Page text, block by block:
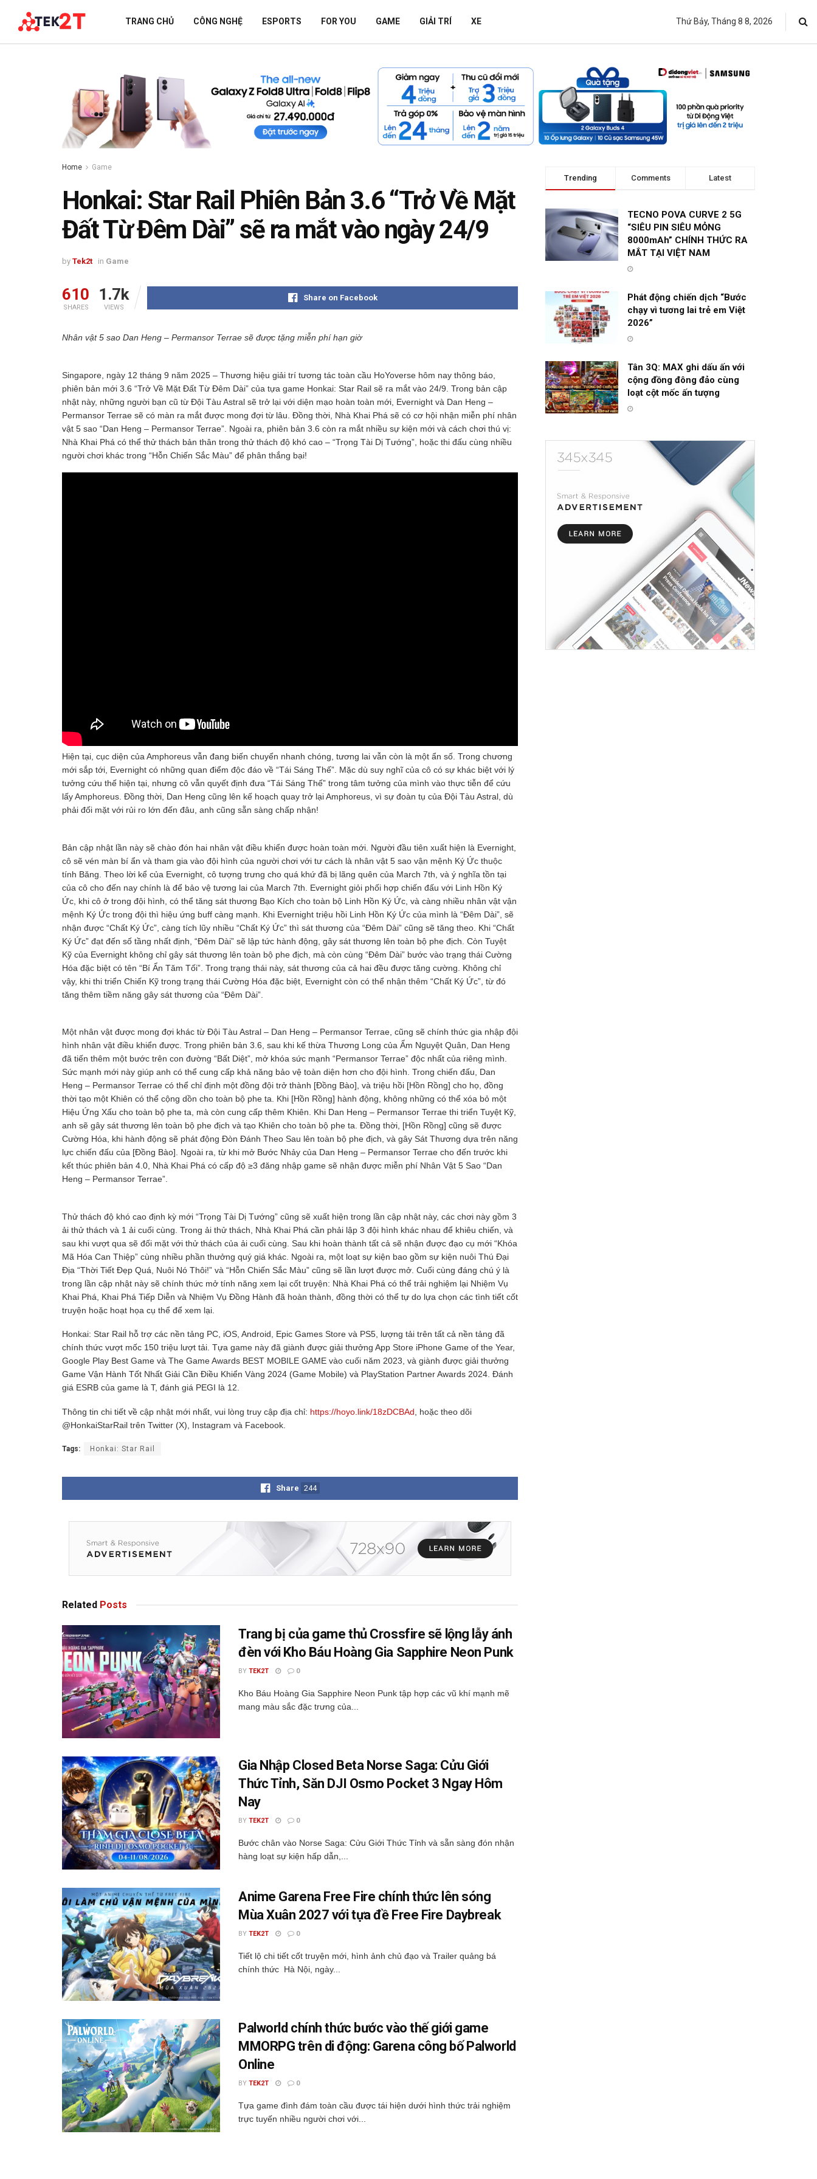
TRANG CHỦ CÔNG NGHỆ ESPORTS FOR YOU GAME GIẢI TRÍ XE Thứ Bảy, Tháng 8 8, 2026
Home Game
Honkai: Star Rail Phiên Bản 3.6 “Trở Về Mặt
Đất Từ Đêm Dài” sẽ ra mắt vào ngày 24/9
by Tek2t in Game
610
SHARES
1.7k
VIEWS
Share on Facebook
Nhân vật 5 sao Dan Heng – Permansor Terrae sẽ được tặng miễn phí hạn giờ
Singapore, ngày 12 tháng 9 năm 2025 – Thương hiệu giải trí tương tác toàn cầu HoYoverse hôm nay thông báo,
phiên bản mới 3.6 “Trở Về Mặt Đất Từ Đêm Dài” của tựa game Honkai: Star Rail sẽ ra mắt vào 24/9. Trong bản cập
nhật này, những người bạn cũ từ Đội Tàu Astral sẽ trở lại với diện mạo hoàn toàn mới, Evernight và Dan Heng –
Permansor Terrae sẽ có màn ra mắt được mong đợi từ lâu. Đồng thời, Nhà Khai Phá sẽ có cơ hội nhận miễn phí nhân
vật 5 sao “Dan Heng – Permansor Terrae”. Ngoài ra, phiên bản 3.6 còn ra mắt nhiều sự kiện mới và cách chơi thú vị:
Nhà Khai Phá có thể thử thách bản thân trong thử thách độ khó cao – “Trọng Tài Dị Tướng”, hoặc thi đấu cùng nhiều
người chơi khác trong “Hỗn Chiến Sắc Màu” để phân thắng bại!
Hiện tại, cục diện của Amphoreus vẫn đang biến chuyển nhanh chóng, tương lai vẫn còn là một ẩn số. Trong chương
mới sắp tới, Evernight có những quan điểm độc đáo về “Tái Sáng Thế”. Mặc dù suy nghĩ của cô có sự khác biệt với lý
tưởng cứu thế hiện tại, nhưng cô vẫn quyết định đưa “Tái Sáng Thế” trong tâm tưởng của mình vào thực tiễn để cứu
lấy Amphoreus. Đồng thời, Dan Heng cũng lên kế hoạch quay trở lại Amphoreus, vì sự đoàn tụ của Đội Tàu Astral, dù
phải đối mặt với rủi ro lớn đến đâu, anh cũng sẵn sàng chấp nhận!
Bản cập nhật lần này sẽ chào đón hai nhân vật điều khiển được hoàn toàn mới. Người đầu tiên xuất hiện là Evernight,
cô sẽ vén màn bí ẩn và tham gia vào đội hình của người chơi với tư cách là nhân vật 5 sao vận mệnh Ký Ức thuộc
tính Băng. Theo lời kể của Evernight, cô tượng trưng cho quá khứ đã bị lãng quên của March 7th, và ý nghĩa tồn tại
của cô cho đến nay chính là để bảo vệ tương lai của March 7th. Evernight giỏi phối hợp chiến đấu với Linh Hồn Ký
Ức, khi cô ở trong đội hình, có thể tăng sát thương Bạo Kích cho toàn bộ Linh Hồn Ký Ức, và càng nhiều nhân vật vận
mệnh Ký Ức trong đội thì hiệu ứng buff càng mạnh. Khi Evernight triệu hồi Linh Hồn Ký Ức của mình là “Đêm Dài”, sẽ
nhận được “Chất Ký Ức”, càng tích lũy nhiều “Chất Ký Ức” thì sát thương của “Đêm Dài” cũng sẽ tăng theo. Khi “Chất
Ký Ức” đạt đến số tầng nhất định, “Đêm Dài” sẽ lập tức hành động, gây sát thương lên toàn bộ phe địch. Còn Tuyệt
Kỹ của Evernight không chỉ gây sát thương lên toàn bộ phe địch, mà còn cùng “Đêm Dài” bước vào trạng thái Cường
Hóa đặc biệt có tên “Bí Ẩn Tăm Tối”. Trong trạng thái này, sát thương của cả hai đều được tăng cường. Không chỉ
vậy, khi thi triển Chiến Kỹ trong trạng thái Cường Hóa đặc biệt, Evernight còn có thể nhận thêm “Chất Ký Ức”, từ đó
tăng thêm tiềm năng gây sát thương của “Đêm Dài”.
Một nhân vật được mong đợi khác từ Đội Tàu Astral – Dan Heng – Permansor Terrae, cũng sẽ chính thức gia nhập đội
hình nhân vật điều khiển được. Trong phiên bản 3.6, sau khi kế thừa Thương Long của Ẩm Nguyệt Quân, Dan Heng
đã tiến thêm một bước trên con đường “Bất Diệt”, mở khóa sức mạnh “Permansor Terrae” độc nhất của riêng mình.
Sức mạnh mới này giúp anh có thể cung cấp khả năng bảo vệ toàn diện hơn cho đội hình. Trong chiến đấu, Dan
Heng – Permansor Terrae có thể chỉ định một đồng đội trở thành [Đồng Bào], và triệu hồi [Hồn Rồng] cho họ, đồng
thời tạo một Khiên có thể cộng dồn cho toàn bộ phe ta. Khi [Hồn Rồng] hành động, không những có thể xóa bỏ một
Hiệu Ứng Xấu cho toàn bộ phe ta, mà còn cung cấp thêm Khiên. Khi Dan Heng – Permansor Terrae thi triển Tuyệt Kỹ,
anh sẽ gây sát thương lên toàn bộ phe địch và tạo Khiên cho toàn bộ phe ta. Đồng thời, [Hồn Rồng] cũng sẽ được
Cường Hóa, khi hành động sẽ phát động Đòn Đánh Theo Sau lên toàn bộ phe địch, và gây Sát Thương dựa trên năng
lực chiến đấu của [Đồng Bào]. Ngoài ra, từ khi mở Bước Nhảy của Dan Heng – Permansor Terrae cho đến trước khi
kết thúc phiên bản 4.0, Nhà Khai Phá có cấp độ ≥3 đăng nhập game sẽ nhận được miễn phí Nhân Vật 5 Sao “Dan
Heng – Permansor Terrae”.
Thử thách độ khó cao định kỳ mới “Trọng Tài Dị Tướng” cũng sẽ xuất hiện trong lần cập nhật này, các chơi này gồm 3
ải thử thách và 1 ải cuối cùng. Trong ải thử thách, Nhà Khai Phá cần phải lập 3 đội hình khác nhau để khiêu chiến, và
sau khi vượt qua sẽ đối mặt với thử thách của ải cuối cùng. Sau khi hoàn thành tất cả sẽ nhận được đạo cụ mới “Khóa
Mã Hóa Can Thiệp” cùng nhiều phần thưởng quý giá khác. Ngoài ra, một loạt sự kiện bao gồm sự kiện nuôi Thú Đại
Địa “Thời Tiết Đẹp Quá, Nuôi Nó Thôi!” và “Hỗn Chiến Sắc Màu” cũng sẽ lần lượt được mở. Cuối cùng đáng chú ý là
trong lần cập nhật này sẽ chính thức mở tính năng xem lại cốt truyện: Nhà Khai Phá có thể trải nghiệm lại Nhiệm Vụ
Khai Phá, Khai Phá Tiếp Diễn và Nhiệm Vụ Đồng Hành đã hoàn thành, đồng thời có thể tự do lựa chọn các tình tiết cốt
truyện hoặc hoạt họa cụ thể để xem lại.
Honkai: Star Rail hỗ trợ các nền tảng PC, iOS, Android, Epic Games Store và PS5, lượng tải trên tất cả nền tảng đã
chính thức vượt mốc 150 triệu lượt tải. Tựa game này đã giành được giải thưởng App Store iPhone Game of the Year,
Google Play Best Game và The Game Awards BEST MOBILE GAME vào cuối năm 2023, và giành được giải thưởng
Game Vận Hành Tốt Nhất Giải Cần Điều Khiển Vàng 2024 (Game Mobile) và PlayStation Partner Awards 2024. Đánh
giá ESRB của game là T, đánh giá PEGI là 12.
Thông tin chi tiết về cập nhật mới nhất, vui lòng truy cập địa chỉ: https://hoyo.link/18zDCBAd , hoặc theo dõi
@HonkaiStarRail trên Twitter (X), Instagram và Facebook.
Tags: Honkai: Star Rail
Share 244
Related Posts
Trang bị của game thủ Crossfire sẽ lộng lẫy ánh
đèn với Kho Báu Hoàng Gia Sapphire Neon Punk
BY TEK2T 0
Kho Báu Hoàng Gia Sapphire Neon Punk tập hợp các vũ khí mạnh mẽ
mang màu sắc đặc trưng của...
Gia Nhập Closed Beta Norse Saga: Cửu Giới
Thức Tỉnh, Săn DJI Osmo Pocket 3 Ngay Hôm
Nay
BY TEK2T 0
Bước chân vào Norse Saga: Cửu Giới Thức Tỉnh và sẵn sàng đón nhận
hàng loạt sự kiện hấp dẫn,...
Anime Garena Free Fire chính thức lên sóng
Mùa Xuân 2027 với tựa đề Free Fire Daybreak
BY TEK2T 0
Tiết lộ chi tiết cốt truyện mới, hình ảnh chủ đạo và Trailer quảng bá
chính thức Hà Nội, ngày...
Palworld chính thức bước vào thế giới game
MMORPG trên di động: Garena công bố Palworld
Online
BY TEK2T 0
Tựa game đình đám toàn cầu được tái hiện dưới hình thức trải nghiệm
trực tuyến nhiều người chơi với...
Trending Comments Latest
TECNO POVA CURVE 2 5G
“SIÊU PIN SIÊU MỎNG
8000mAh” CHÍNH THỨC RA
MẮT TẠI VIỆT NAM
Phát động chiến dịch “Bước
chạy vì tương lai trẻ em Việt
2026”
Tân 3Q: MAX ghi dấu ấn với
cộng đồng đông đảo cùng
loạt cột mốc ấn tượng